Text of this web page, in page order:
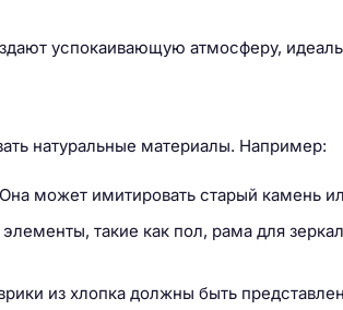
успокаивающую атмосферу,
натуральные материалы. Например:
может имитировать старый камень
такие как пол, рама для
из хлопка должны быть
: